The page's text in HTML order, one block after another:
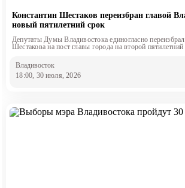
Константин Шестаков переизбран главой
новый пятилетний срок
Депутаты Думы Владивостока единогласно
Шестакова на пост главы города на второй пятилетний
Владивосток
18:00, 30 июля, 2026